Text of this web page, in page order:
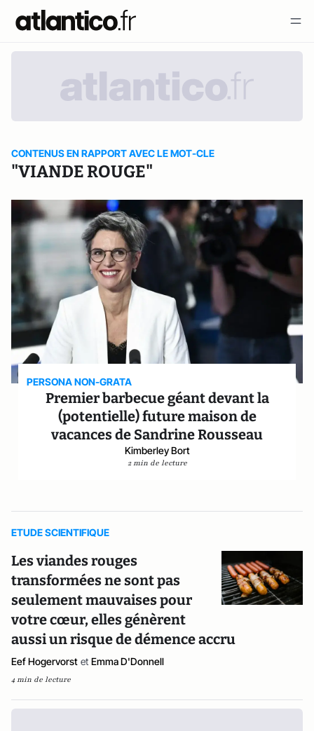
CONTENUS EN RAPPORT AVEC LE MOT-CLE
"VIANDE ROUGE"
PERSONA NON-GRATA
Premier barbecue géant devant la
(potentielle) future maison de
vacances de Sandrine Rousseau
Kimberley Bort
2 min de lecture
ETUDE SCIENTIFIQUE
Les viandes rouges
transformées ne sont pas
seulement mauvaises pour
votre cœur, elles génèrent
aussi un risque de démence accru
Eef Hogervorst et Emma D'Donnell
4 min de lecture